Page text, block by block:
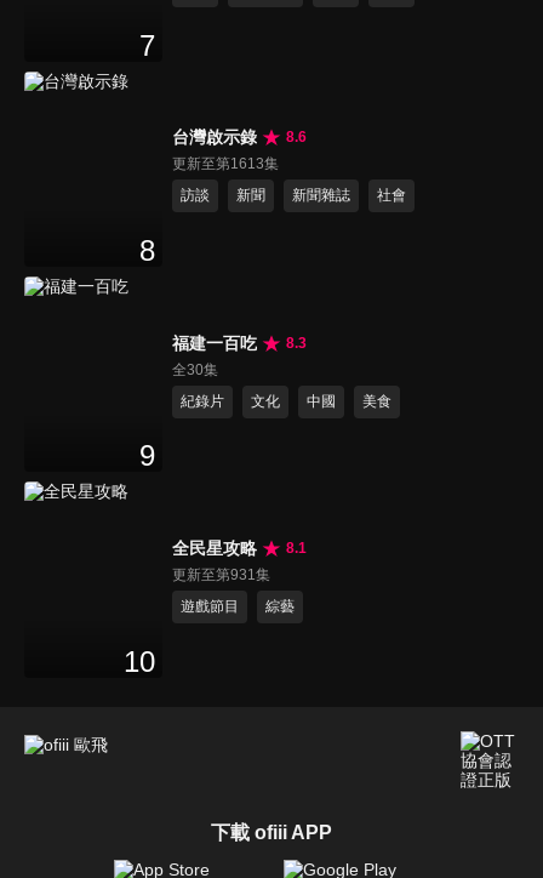
7
8
台灣啟示錄
8.6
更新至第1613集
訪談
新聞 新聞雜誌 社會
9
福建一百吃
8.3
全30集
紀錄片
文化 中國 美食
10
全民星攻略
8.1
更新至第931集
遊戲節目
綜藝
下載 ofiii APP